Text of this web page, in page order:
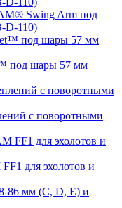
Swing Arm под
D-110)
под шары 57 мм
с поворотными
для эхолотов и